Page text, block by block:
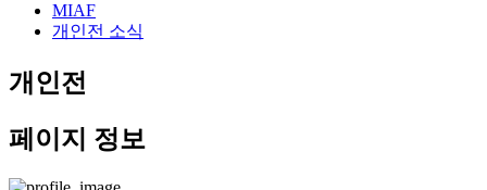
MIAF
개인전 소식
개인전
페이지 정보